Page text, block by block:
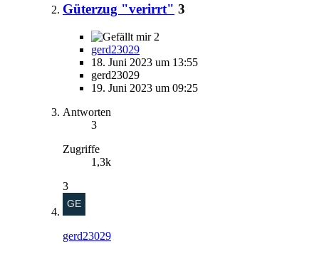
Güterzug "verirrt" 3
2
gerd23029
18. Juni 2023 um 13:55
gerd23029
19. Juni 2023 um 09:25
Antworten
3
Zugriffe
1,3k
3
gerd23029